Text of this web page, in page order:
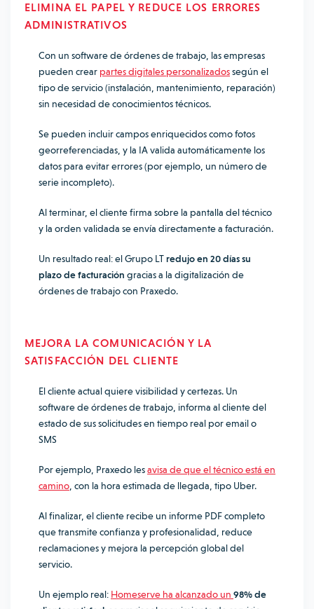
ELIMINA EL PAPEL Y REDUCE LOS ERRORES
ADMINISTRATIVOS
Con un software de órdenes de trabajo, las empresas
pueden crear partes digitales personalizadossegún el
tipo de servicio (instalación, mantenimiento, reparación)
sin necesidad de conocimientos técnicos.
Se pueden incluir campos enriquecidos como fotos
georreferenciadas, y la IA valida automáticamente los
datos para evitar errores (por ejemplo, un número de
serie incompleto).
Al terminar, el cliente firma sobre la pantalla del técnico
y la orden validada se envía directamente a facturación.
Un resultado real: el Grupo LTredujo en 20 días su
plazo de facturación gracias a la digitalización de
órdenes de trabajo con Praxedo.
MEJORA LA COMUNICACIÓN Y LA
SATISFACCIÓN DEL CLIENTE
El cliente actual quiere visibilidad y certezas. Un
software de órdenes de trabajo, informa al cliente del
estado de sus solicitudes en tiempo real por email o
SMS
Por ejemplo, Praxedo lesavisa de que el técnico está en
camino , con la hora estimada de llegada, tipo Uber.
Al finalizar, el cliente recibe un informe PDF completo
que transmite confianza y profesionalidad, reduce
reclamaciones y mejora la percepción global del
servicio.
Un ejemplo real: Homeserve ha alcanzado un 98% de